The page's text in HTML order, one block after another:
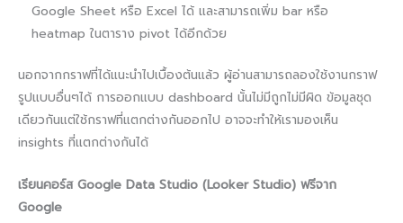
Google Sheet หรือ Excel ได้ และสามารถเพิ่ม bar หรือ
heatmap ในตาราง pivot ได้อีกด้วย
นอกจากกราฟที่ได้แนะนำไปเบื้องต้นแล้ว ผู้อ่านสามารถลองใช้งานกราฟ
รูปแบบอื่นๆได้ การออกแบบ dashboard นั้นไม่มีถูกไม่มีผิด ข้อมูลชุด
เดียวกันแต่ใช้กราฟที่แตกต่างกันออกไป อาจจะทำให้เรามองเห็น
insights ที่แตกต่างกันได้
เรียนคอร์ส Google Data Studio (Looker Studio) ฟรีจาก
Google